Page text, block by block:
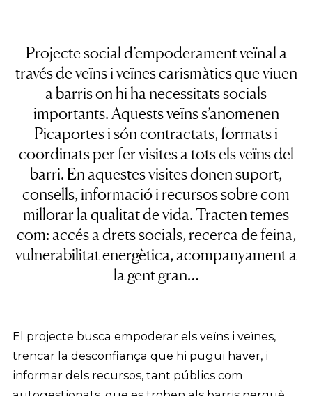
Projecte social d’empoderament veïnal a
través de veïns i veïnes carismàtics que viuen
a barris on hi ha necessitats socials
importants. Aquests veïns s’anomenen
Picaportes i són contractats, formats i
coordinats per fer visites a tots els veïns del
barri. En aquestes visites donen suport,
consells, informació i recursos sobre com
millorar la qualitat de vida. Tracten temes
com: accés a drets socials, recerca de feina,
vulnerabilitat energètica, acompanyament a
la gent gran…
El projecte busca empoderar els veïns i veïnes,
trencar la desconfiança que hi pugui haver, i
informar dels recursos, tant públics com